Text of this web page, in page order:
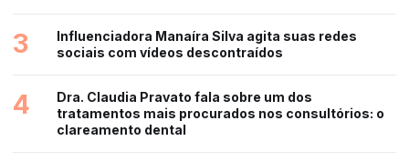
3
Influenciadora Manaíra Silva agita suas redes
sociais com vídeos descontraídos
4
Dra. Claudia Pravato fala sobre um dos
tratamentos mais procurados nos consultórios: o
clareamento dental